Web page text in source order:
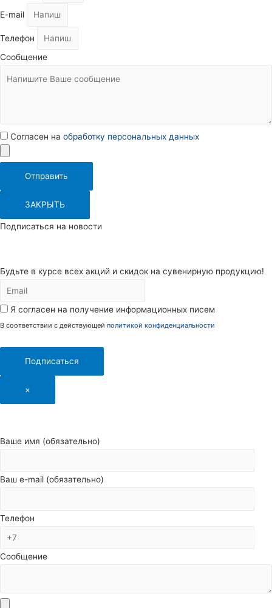
E-mail
Телефон
Сообщение
Согласен на обработку персональных данных
Отправить
ЗАКРЫТЬ
Подписаться на новости
Будьте в курсе всех акций и скидок на сувенирную продукцию!
Я согласен на получение информационных писем
В соответствии с действующей политикой конфиденциальности
Подписаться
×
Ваше имя (обязательно)
Ваш e-mail (обязательно)
Телефон
Сообщение